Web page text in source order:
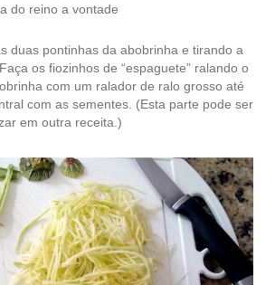
do reino a vontade
duas pontinhas da abobrinha e tirando a
os fiozinhos de “espaguete” ralando o
com um ralador de ralo grosso até
com as sementes. (Esta parte pode ser
em outra receita.)